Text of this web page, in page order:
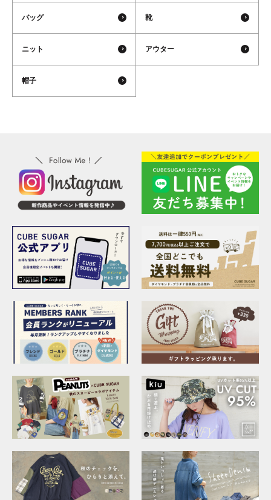
バッグ 靴
ニット アウター
帽子